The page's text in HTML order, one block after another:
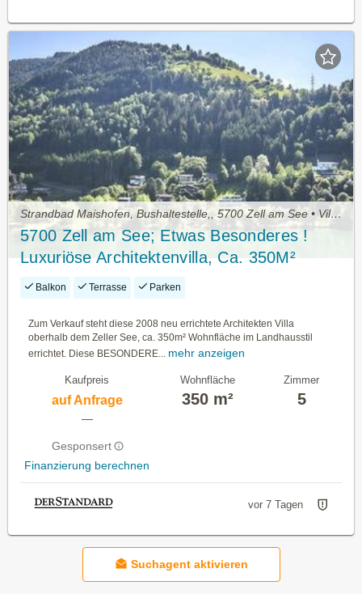
Strandbad Maishofen, Bushaltestelle,, 5700 Zell am See • Villen zu kaufen
5700 Zell am See; Etwas Besonderes !
Luxuriöse Architektenvilla, Ca. 350M²
Wohnfläche, Terrasse, Lift im Haus,
Balkon Terrasse Parken
Zum Verkauf steht diese 2008 neu errichtete Architekten Villa
oberhalb dem Zeller See, ca. 350m² Wohnfläche im Landhausstil
errichtet. Diese BESONDERE...
mehr anzeigen
Kaufpreis
auf Anfrage
—
Gesponsert
Finanzierung berechnen
Wohnfläche
350 m²
Zimmer
5
vor 7 Tagen
Suchagent aktivieren